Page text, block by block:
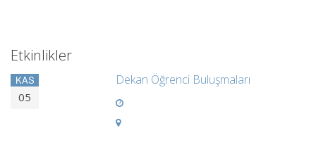
Etkinlikler
KAS
05
Dekan Öğrenci Buluşmaları